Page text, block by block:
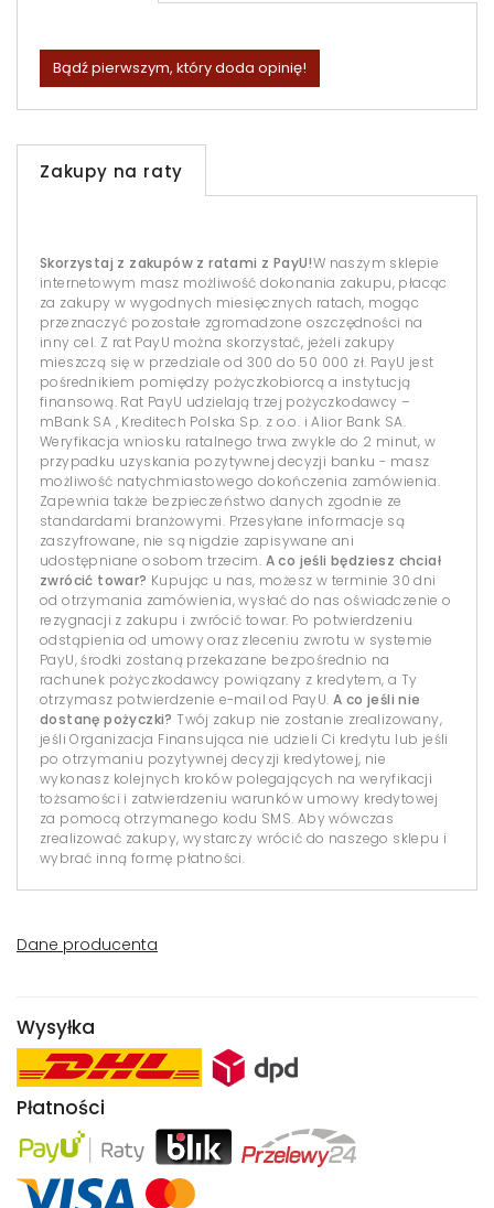
Bądź pierwszym, który doda opinię!
Zakupy na raty
Skorzystaj z zakupów z ratami z PayU!W naszym sklepie
internetowym masz możliwość dokonania zakupu, płacąc
za zakupy w wygodnych miesięcznych ratach, mogąc
przeznaczyć pozostałe zgromadzone oszczędności na
inny cel. Z rat PayU można skorzystać, jeżeli zakupy
mieszczą się w przedziale od 300 do 50 000 zł. PayU jest
pośrednikiem pomiędzy pożyczkobiorcą a instytucją
finansową. Rat PayU udzielają trzej pożyczkodawcy –
mBank SA , Kreditech Polska Sp. z o.o. i Alior Bank SA.
Weryfikacja wniosku ratalnego trwa zwykle do 2 minut, w
przypadku uzyskania pozytywnej decyzji banku - masz
możliwość natychmiastowego dokończenia zamówienia.
Zapewnia także bezpieczeństwo danych zgodnie ze
standardami branżowymi. Przesyłane informacje są
zaszyfrowane, nie są nigdzie zapisywane ani
udostępniane osobom trzecim. A co jeśli będziesz chciał
zwrócić towar? Kupując u nas, możesz w terminie 30 dni
od otrzymania zamówienia, wysłać do nas oświadczenie o
rezygnacji z zakupu i zwrócić towar. Po potwierdzeniu
odstąpienia od umowy oraz zleceniu zwrotu w systemie
PayU, środki zostaną przekazane bezpośrednio na
rachunek pożyczkodawcy powiązany z kredytem, a Ty
otrzymasz potwierdzenie e-mail od PayU. A co jeśli nie
dostanę pożyczki? Twój zakup nie zostanie zrealizowany,
jeśli Organizacja Finansująca nie udzieli Ci kredytu lub jeśli
po otrzymaniu pozytywnej decyzji kredytowej, nie
wykonasz kolejnych kroków polegających na weryfikacji
tożsamości i zatwierdzeniu warunków umowy kredytowej
za pomocą otrzymanego kodu SMS. Aby wówczas
zrealizować zakupy, wystarczy wrócić do naszego sklepu i
wybrać inną formę płatności.
Dane producenta
Wysyłka
Płatności